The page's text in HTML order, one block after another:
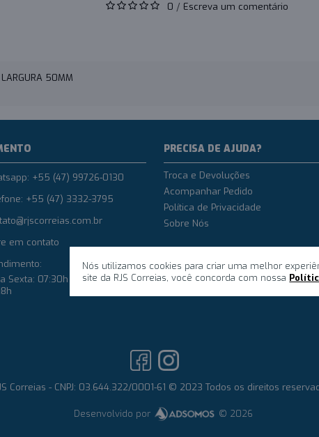
0 / Escreva um comentário
50MM
Nós utilizamos cookies para criar uma melhor
site da RJS Correias, você concorda com nossa
+55 (47) 99726-0130
+55 (47) 3332-3795
em contato
Sexta: 07:30h até 12h e das
PRECISA DE AJUDA?
Troca e Devoluções
Acompanhar Pedido
Política de Privacidade
Sobre Nós
Correias - CNPJ: 03.644.322/0001-61 © 2023 Todos os direitos
Desenvolvido por © 2026